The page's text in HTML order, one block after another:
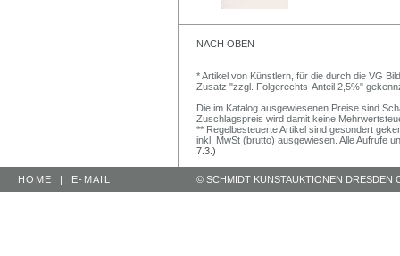
NACH OBEN
* Artikel von Künstlern, für die durch die VG
Zusatz "zzgl. Folgerechts-Anteil 2,5%"
Die im Katalog ausgewiesenen Preise sind
Zuschlagspreis wird damit keine
** Regelbesteuerte Artikel sind gesondert
inkl. MwSt (brutto) ausgewiesen. Alle Aufrufe
7.3.)
HOME | E-MAIL © SCHMIDT KUNSTAUKTIONEN DRESDEN